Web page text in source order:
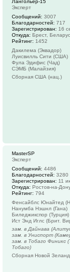
Лангольер-15
Эксперт
Сообщений: 3007
Благодарностей: 717
Зарегистрирован: 16
Откуда: Брест,
Рейтинг: 1452
Дакилема (Эквадор)
Луисвилль Сити (США)
Фула Эдифис (Чад)
СЭМБ (Малайзия)
Сборная США (нац.)
MasterSP
Эксперт
Сообщений: 4486
Благодарностей: 3280
Зарегистрирован: 11
Откуда: Ростов-на-
Рейтинг: 794
Фенсайблс Юнайтед
Нанумба Нэшнл (Гана)
Биледжикспор (Турция)
Ист Энд Иглс (Брит.
зам. в Дайнава
зам. в Униспорт
зам. в Тобаго Финикс
Тобаго)
Сборная Новой